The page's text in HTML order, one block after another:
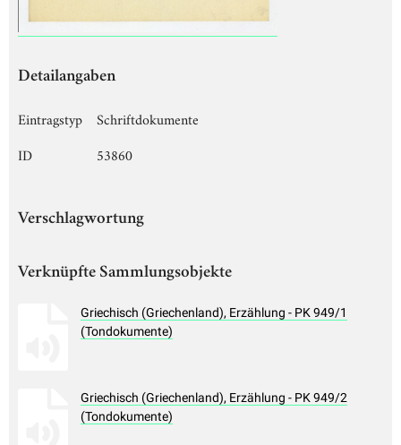
Detailangaben
Eintragstyp
Schriftdokumente
ID
53860
Verschlagwortung
Verknüpfte Sammlungsobjekte
Griechisch (Griechenland), Erzählung - PK 949/1
(Tondokumente)
Griechisch (Griechenland), Erzählung - PK 949/2
(Tondokumente)